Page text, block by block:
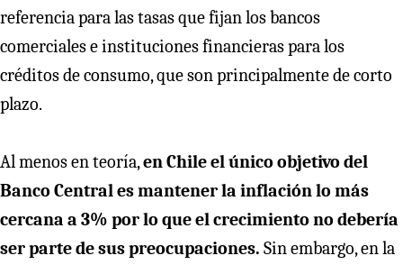
referencia para las tasas que fijan los bancos
comerciales e instituciones financieras para los
créditos de consumo, que son principalmente de corto
plazo.
Al menos en teoría,en Chile el único objetivo del
Banco Central es mantener la inflación lo más
cercana a 3% por lo que el crecimiento no debería
ser parte de sus preocupaciones. Sin embargo, en la